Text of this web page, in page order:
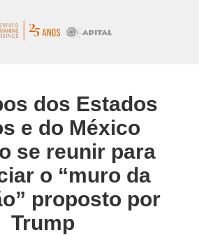
dos Estados
e do México
se reunir para
o “muro da
proposto por
Trump